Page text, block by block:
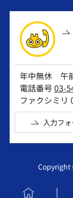
年中無休 午
電話番号03-
ファクシミリ
入力フ
Copyright